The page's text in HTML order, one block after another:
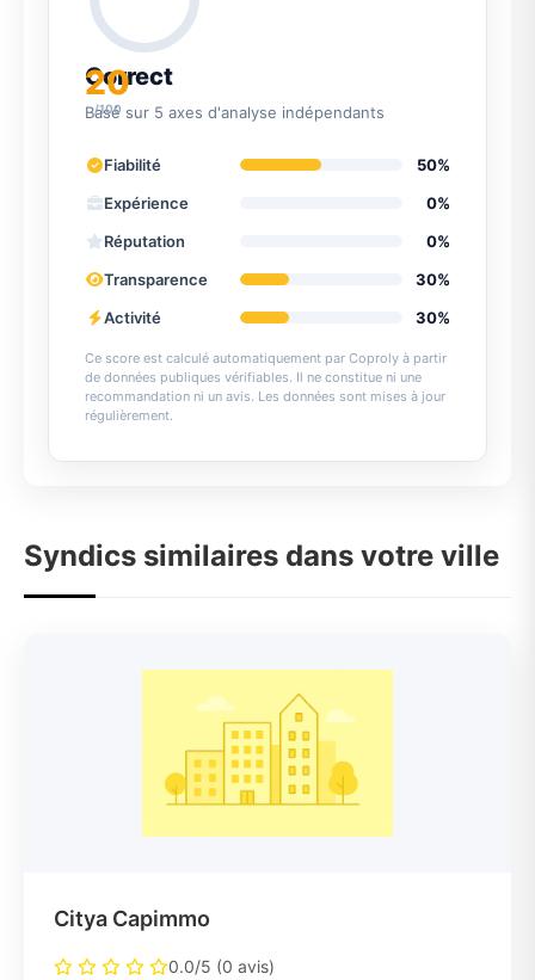
20
/100
Correct
Basé sur 5 axes d'analyse indépendants
Fiabilité
50%
Expérience
0%
Réputation
0%
Transparence
30%
Activité
30%
Ce score est calculé automatiquement par Coproly à partir
de données publiques vérifiables. Il ne constitue ni une
recommandation ni un avis. Les données sont mises à jour
régulièrement.
Syndics similaires dans votre ville
Citya Capimmo
0.0/5 (0 avis)